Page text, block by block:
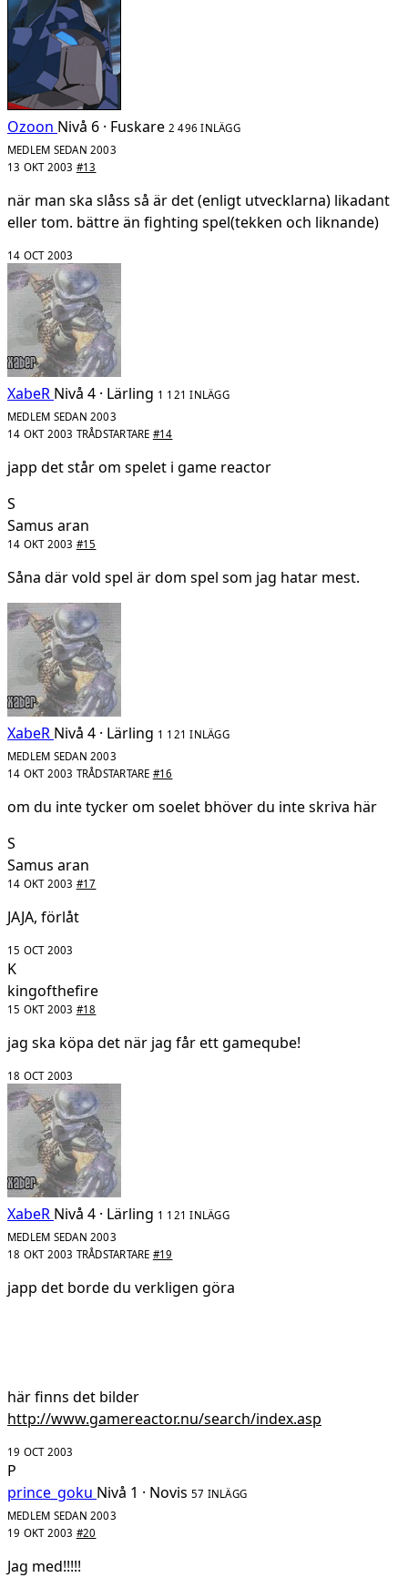
Ozoon Nivå 6 · Fuskare 2 496 INLÄGG
MEDLEM SEDAN 2003
13 OKT 2003 #13
när man ska slåss så är det (enligt utvecklarna) likadant
eller tom. bättre än fighting spel(tekken och liknande)
14 OCT 2003
XabeR Nivå 4 · Lärling 1 121 INLÄGG
MEDLEM SEDAN 2003
14 OKT 2003 TRÅDSTARTARE #14
japp det står om spelet i game reactor
S
Samus aran
14 OKT 2003 #15
Såna där vold spel är dom spel som jag hatar mest.
XabeR Nivå 4 · Lärling 1 121 INLÄGG
MEDLEM SEDAN 2003
14 OKT 2003 TRÅDSTARTARE #16
om du inte tycker om soelet bhöver du inte skriva här
S
Samus aran
14 OKT 2003 #17
JAJA, förlåt
15 OCT 2003
K
kingofthefire
15 OKT 2003 #18
jag ska köpa det när jag får ett gameqube!
18 OCT 2003
XabeR Nivå 4 · Lärling 1 121 INLÄGG
MEDLEM SEDAN 2003
18 OKT 2003 TRÅDSTARTARE #19
japp det borde du verkligen göra
här finns det bilder
http://www.gamereactor.nu/search/index.asp
19 OCT 2003
P
prince_goku Nivå 1 · Novis 57 INLÄGG
MEDLEM SEDAN 2003
19 OKT 2003 #20
Jag med!!!!!